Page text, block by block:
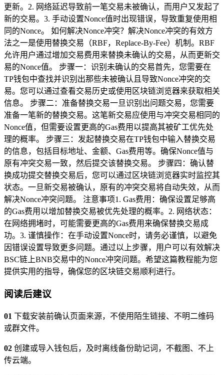
更新。2. 网络延迟导致前一笔交易未被确认，而用户又发起了
新的交易。3. 手动设置Nonce值时出现错误，导致重复使用相
同的Nonce。 如何解决Nonce冲突？解决Nonce冲突的有效方
法之一是使用替换交易（RBF，Replace-By-Fee）机制。RBF
允许用户通过增加交易费用来替换未确认的交易，从而更新交
易的Nonce值。 步骤一：识别未确认的交易首先，您需要在
TP钱包中查找并识别出那些未被确认且导致Nonce冲突的交
易。您可以通过查看交易历史或使用区块链浏览器来获取相关
信息。 步骤二：准备替换交易一旦识别出问题交易，您需要
准备一笔新的替换交易。这笔新交易应使用与冲突交易相同的
Nonce值，但需要设置更高的Gas费用以提高其被矿工优先处
理的概率。 步骤三：发起替换交易在TP钱包中输入替换交易
的信息，包括目标地址、金额、Gas费用等。确保Nonce值与
原有冲突交易一致，然后提交该替换交易。 步骤四：确认替
换成功提交替换交易后，您可以通过区块链浏览器实时监控其
状态。一旦新交易被确认，原有的冲突交易将自动失效，从而
解决Nonce冲突问题。 注意事项1. Gas费用：确保设置足够高
的Gas费用以增加替换交易被优先处理的概率。2. 网络状态：
在网络拥堵时，可能需要更高的Gas费用来确保替换交易成
功。3. 谨慎操作：在手动设置Nonce时，请务必谨慎，以避免
因错误设置导致更多问题。通过以上步骤，用户可以有效解决
BSC链上BNB交易中的Nonce冲突问题。希望这篇教程能为您
提供实用的指导，确保您的区块链交易顺利进行。
阅读后建议
01 下载安装前确认页面来源，不使用陌生链接、不明二维码
或群文件。
02 创建或导入钱包后，及时离线备份助记词，不截图、不上
传云端。